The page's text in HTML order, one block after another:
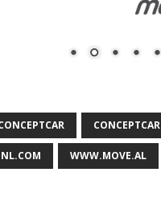
CONCEPTCAR
WWW.MOVE.AL